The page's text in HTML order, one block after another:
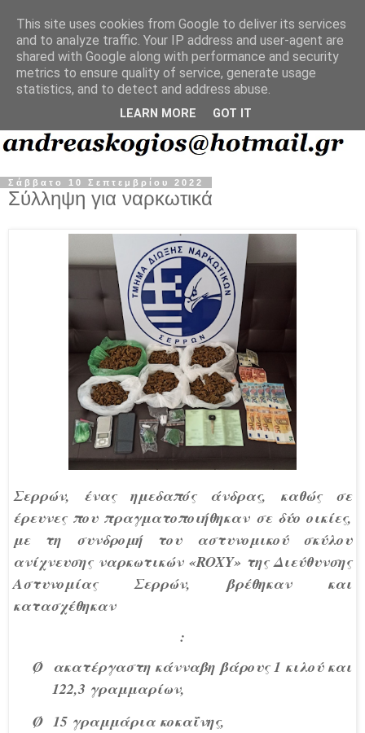
Σάββατο 10 Σεπτεμβρίου 2022
Σύλληψη για ναρκωτικά
Σερρών, ένας ημεδαπός άνδρας, καθώς σε
έρευνες που πραγματοποιήθηκαν σε δύο οικίες,
με τη συνδρομή του αστυνομικού σκύλου
ανίχνευσης ναρκωτικών «ROXY» της Διεύθυνσης
Αστυνομίας Σερρών, βρέθηκαν και
κατασχέθηκαν
:
Ø ακατέργαστη κάνναβη βάρους 1 κιλού και
122,3 γραμμαρίων,
Ø 15 γραμμάρια κοκαΐνης,
This site uses cookies from Google to deliver its services
and to analyze traffic. Your IP address and user-agent are
shared with Google along with performance and security
metrics to ensure quality of service, generate usage
statistics, and to detect and address abuse.
LEARN MORE GOT IT